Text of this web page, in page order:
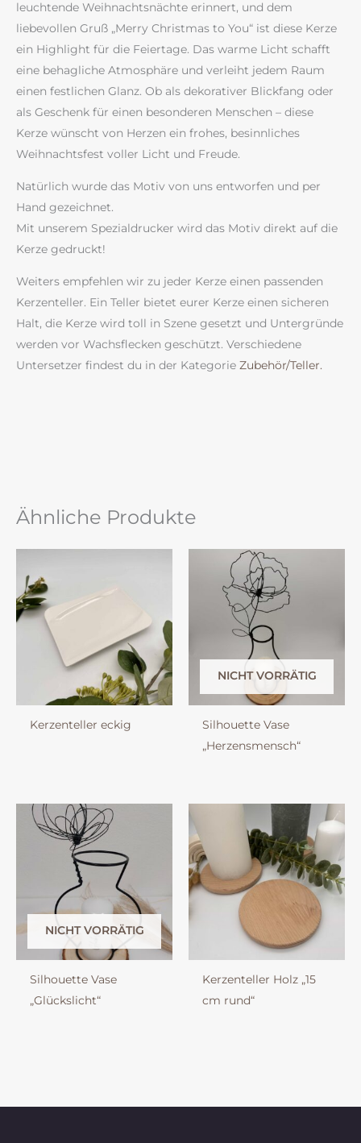
leuchtende Weihnachtsnächte erinnert, und dem
liebevollen Gruß „Merry Christmas to You“ ist diese Kerze
ein Highlight für die Feiertage. Das warme Licht schafft
eine behagliche Atmosphäre und verleiht jedem Raum
einen festlichen Glanz. Ob als dekorativer Blickfang oder
als Geschenk für einen besonderen Menschen – diese
Kerze wünscht von Herzen ein frohes, besinnliches
Weihnachtsfest voller Licht und Freude.
Natürlich wurde das Motiv von uns entworfen und per
Hand gezeichnet.
Mit unserem Spezialdrucker wird das Motiv direkt auf die
Kerze gedruckt!
Weiters empfehlen wir zu jeder Kerze einen passenden
Kerzenteller. Ein Teller bietet eurer Kerze einen sicheren
Halt, die Kerze wird toll in Szene gesetzt und Untergründe
werden vor Wachsflecken geschützt. Verschiedene
Untersetzer findest du in der Kategorie Zubehör/Teller.
Ähnliche Produkte
Kerzenteller eckig
NICHT VORRÄTIG
Silhouette Vase
„Herzensmensch“
NICHT VORRÄTIG
Silhouette Vase
„Glückslicht“
Kerzenteller Holz „15
cm rund“